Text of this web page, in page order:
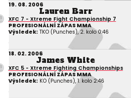
19. 08. 2006
Lauren Barr
XFC 7 - Xtreme Fight Championship 7
PROFESIONÁLNÍ ZÁPAS MMA
Výsledek: TKO (Punches), 2. kolo 0:46
18. 02. 2006
James White
XFC 5 - Xtreme Fighting Championships
PROFESIONÁLNÍ ZÁPAS MMA
Výsledek: KO (Punches), 1. kolo 2:46